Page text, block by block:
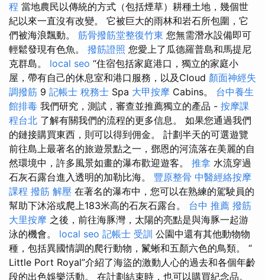
程 當地農民以傳統的方式（包括煙草）耕種土地，幾個世
紀以來一直沒有改變。 它被巨大的雨林和岩石所包圍，它
們被海浪飄動。 筋骨撥筋堂整復竹東 您無需潛水設備即可
輕鬆發現有色魚。 撥筋證照 您愛上了瓜德羅普島和馬提尼
克群島。 local seo “住宿包括家庭港口，獨立的家庭小
屋，帶有自己的休息室和港口服務，以及Cloud 顏面神經失
調撥筋 9 記帳士 稅務士 Spa 大甲按摩 Cabins。 台中養生
館排毒 我們研究，測試，審查並推薦獨立的產品 - 按摩課
程台北 了解有關我們的流程的更多信息。 如果您通過我們
的鏈接購買東西，則可以得到佣金。 計劃半天的可選遊覽
前往島上最著名的旅遊景點之一，鄧恩的河流落在美麗的自
然環境中，許多風景如畫的瀑布歡迎遊客。 推拿 水流穿過
石灰石露台進入透明的加勒比海。 豐原整骨 中醫經絡按摩
課程 撥筋 解壓 在著名的瀑布中，您可以在熟練的駕駛員的
幫助下沐浴或爬上183米高的石灰石露台。 台中 推薦 撥筋
大里按摩 之後，前往海豚灣，太陽的亮點是與海豚一起游
泳的機會。 local seo 記帳士 受訓 公園中還有其他動物物
種，包括異國情調的爬行動物，鬣蜥和五顏六色的鳥類。 “
Little Port Royal”介紹了海盜的激動人心的過去和各個年齡
段的出色娛樂活動。 在計劃結束時，也可以購買紀念品。